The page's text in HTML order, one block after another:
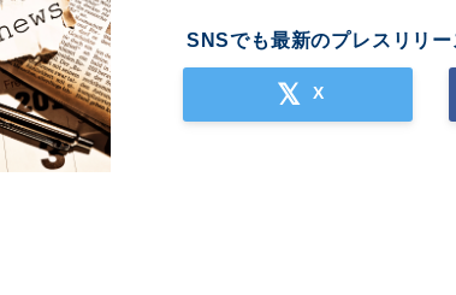
SNSでも最新のプレスリリ
X